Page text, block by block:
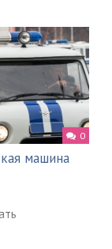
0
машина